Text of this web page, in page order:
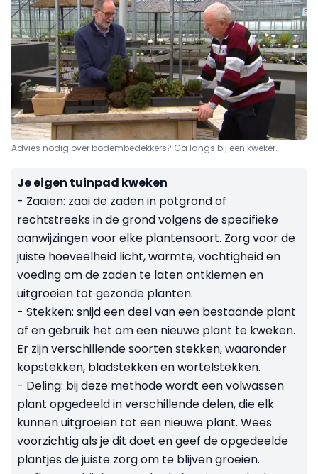
Advies nodig over bodembedekkers? Ga langs bij een kweker.
Je eigen tuinpad kweken
- Zaaien: zaai de zaden in potgrond of
rechtstreeks in de grond volgens de specifieke
aanwijzingen voor elke plantensoort. Zorg voor de
juiste hoeveelheid licht, warmte, vochtigheid en
voeding om de zaden te laten ontkiemen en
uitgroeien tot gezonde planten.
- Stekken: snijd een deel van een bestaande plant
af en gebruik het om een nieuwe plant te kweken.
Er zijn verschillende soorten stekken, waaronder
kopstekken, bladstekken en wortelstekken.
- Deling: bij deze methode wordt een volwassen
plant opgedeeld in verschillende delen, die elk
kunnen uitgroeien tot een nieuwe plant. Wees
voorzichtig als je dit doet en geef de opgedeelde
plantjes de juiste zorg om te blijven groeien.